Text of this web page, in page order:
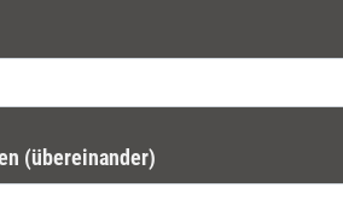
(übereinander)